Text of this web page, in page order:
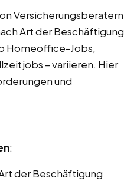
Versicherungsberatern
Art der Beschäftigung
Homeoffice-Jobs,
– variieren. Hier
und
:
der Beschäftigung